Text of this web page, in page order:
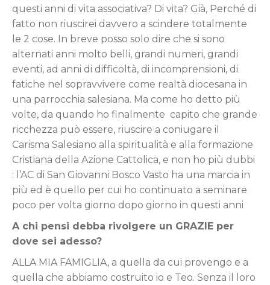
questi anni di vita associativa? Di vita? Già, Perché di
fatto non riuscirei davvero a scindere totalmente
le 2 cose. In breve posso solo dire che si sono
alternati anni molto belli, grandi numeri, grandi
eventi, ad anni di difficoltà, di incomprensioni, di
fatiche nel sopravvivere come realtà diocesana in
una parrocchia salesiana. Ma come ho detto più
volte, da quando ho finalmente capito che grande
ricchezza può essere, riuscire a coniugare il
Carisma Salesiano alla spiritualità e alla formazione
Cristiana della Azione Cattolica, e non ho più dubbi
: l’AC di San Giovanni Bosco Vasto ha una marcia in
più ed è quello per cui ho continuato a seminare
poco per volta giorno dopo giorno in questi anni
A chi pensi debba rivolgere un GRAZIE per
dove sei adesso?
ALLA MIA FAMIGLIA, a quella da cui provengo e a
quella che abbiamo costruito io e Teo. Senza il loro